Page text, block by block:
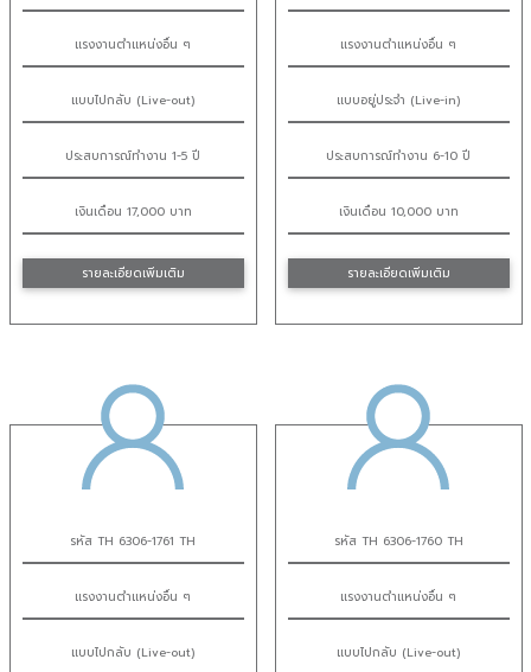
แรงงานตำแหน่งอื่น ๆ
แบบไปกลับ (Live-out)
ประสบการณ์ทำงาน 1-5 ปี
เงินเดือน 17,000 บาท
รายละเอียดเพิ่มเติม
แรงงานตำแหน่งอื่น ๆ
แบบอยู่ประจำ (Live-in)
ประสบการณ์ทำงาน 6-10 ปี
เงินเดือน 10,000 บาท
รายละเอียดเพิ่มเติม
รหัส TH 6306-1761 TH
แรงงานตำแหน่งอื่น ๆ
แบบไปกลับ (Live-out)
รหัส TH 6306-1760 TH
แรงงานตำแหน่งอื่น ๆ
แบบไปกลับ (Live-out)